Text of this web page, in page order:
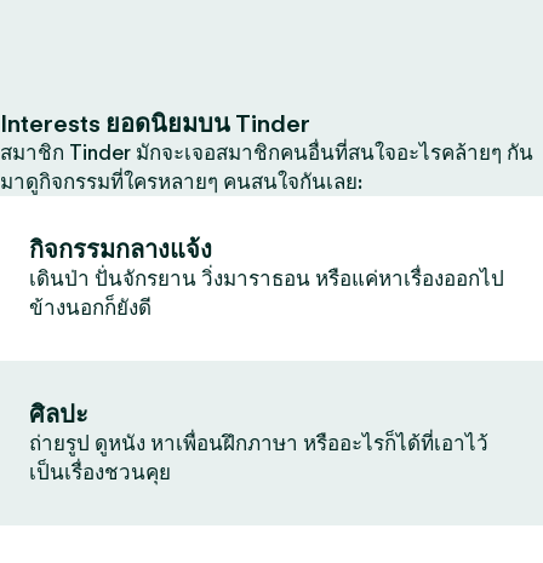
Interests ยอดนิยมบน Tinder
สมาชิก Tinder มักจะเจอสมาชิกคนอื่นที่สนใจอะไรคล้ายๆ กัน
มาดูกิจกรรมที่ใครหลายๆ คนสนใจกันเลย:
กิจกรรมกลางแจ้ง
เดินป่า ปั่นจักรยาน วิ่งมาราธอน หรือแค่หาเรื่องออกไป
ข้างนอกก็ยังดี
ศิลปะ
ถ่ายรูป ดูหนัง หาเพื่อนฝึกภาษา หรืออะไรก็ได้ที่เอาไว้
เป็นเรื่องชวนคุย